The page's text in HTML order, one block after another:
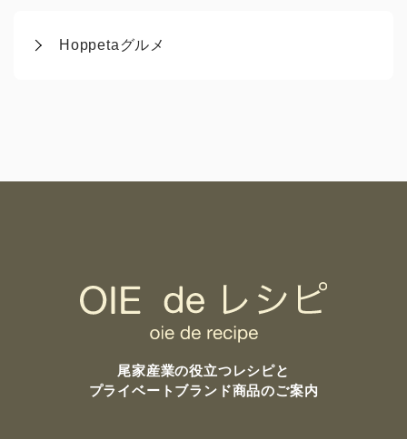
Hoppetaグルメ
尾家産業の役立つレシピと
プライベートブランド商品のご案内